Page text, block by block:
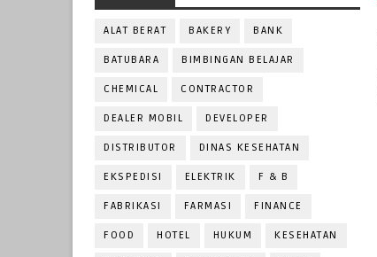
ALAT BERAT BAKERY BANK
BATUBARA BIMBINGAN BELAJAR
CHEMICAL CONTRACTOR
DEALER MOBIL DEVELOPER
DISTRIBUTOR DINAS KESEHATAN
EKSPEDISI ELEKTRIK F & B
FABRIKASI FARMASI FINANCE
FOOD HOTEL HUKUM KESEHATAN